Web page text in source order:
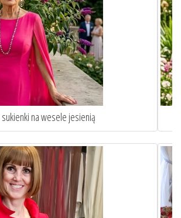
się na komunie wnuka lub wnuczki?